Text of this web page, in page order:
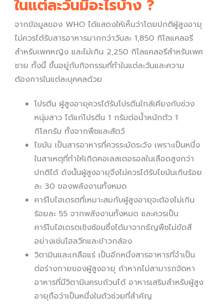
ในแต่ละวันมีอะไรบ้าง ?
จากข้อมูลของ WHO ได้แสดงให้เห็นว่าโดยปกติผู้สูงอายุ
ไม่ควรได้รับสารอาหารมากกว่าวันละ 1,850 กิโลแคลอรี
สำหรับเพศหญิง และไม่เกิน 2,250 กิโลแคลอรีสำหรับเพศ
ชาย ทั้งนี้ ขึ้นอยู่กับกิจกรรมที่ทำในแต่ละวันและความ
ต้องการในแต่ละบุคคลด้วย
โปรตีน ผู้สูงอายุควรได้รับโปรตีนใกล้เคียงกับช่วง
หนุ่มสาว ได้แก่โปรตีน 1 กรัมต่อน้ำหนักตัว 1
กิโลกรัม ทั้งจากพืชและสัตว์
ไขมัน เป็นสารอาหารที่ควรระมัดระวัง เพราะเป็นหนึ่ง
ในสาเหตุที่ทำให้เกิดคอเลสเตอรอลในเลือดสูงกว่า
ปกติได้ ดังนั้นผู้สูงอายุจึงไม่ควรได้รับไขมันเกินร้อย
ละ 30 ของพลังงานทั้งหมด
คาร์โบไฮเดรตที่เหมาะสมกับผู้สูงอายุจะต้องไม่เกิน
ร้อยละ 55 จากพลังงานทั้งหมด และควรเป็น
คาร์โบไฮเดรตเชิงซ้อนซึ่งได้มาจากธัญพืชไม่ขัดสี
อย่างเช่นโฮลวีทและข้าวกล้อง
วิตามินและเกลือแร่ เป็นอีกหนึ่งสารอาหารที่จำเป็น
ต่อร่างกายของผู้สูงอายุ ถ้าหากไม่สามารถจัดหา
อาหารที่มีวิตามินครบถ้วนได้ อาหารเสริมสำหรับผู้สูง
อายุถือว่าเป็นหนึ่งในตัวช่วยที่สำคัญ